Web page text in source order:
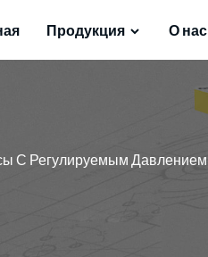
Продукция О нас
С Регулируемым Давлением